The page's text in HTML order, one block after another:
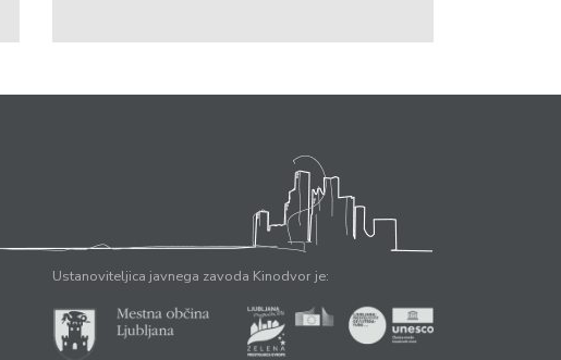
Ustanoviteljica javnega zavoda Kinodvor je: